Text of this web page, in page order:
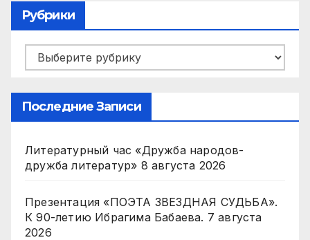
Рубрики
Рубрики
Последние Записи
Литературный час «Дружба народов-
дружба литератур» 8 августа 2026
Презентация «ПОЭТА ЗВЕЗДНАЯ СУДЬБА».
К 90-летию Ибрагима Бабаева. 7 августа
2026